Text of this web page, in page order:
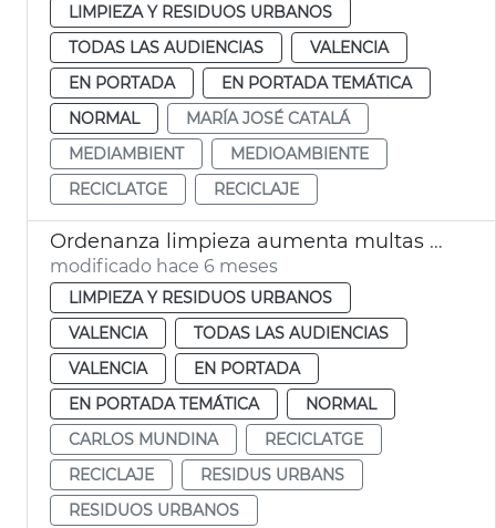
LIMPIEZA Y RESIDUOS URBANOS
TODAS LAS AUDIENCIAS
VALENCIA
EN PORTADA
EN PORTADA TEMÁTICA
NORMAL
MARÍA JOSÉ CATALÁ
MEDIAMBIENT
MEDIOAMBIENTE
RECICLATGE
RECICLAJE
Ordenanza limpieza aumenta multas ensuciar vía pública
modificado hace 6 meses
LIMPIEZA Y RESIDUOS URBANOS
VALENCIA
TODAS LAS AUDIENCIAS
VALENCIA
EN PORTADA
EN PORTADA TEMÁTICA
NORMAL
CARLOS MUNDINA
RECICLATGE
RECICLAJE
RESIDUS URBANS
RESIDUOS URBANOS